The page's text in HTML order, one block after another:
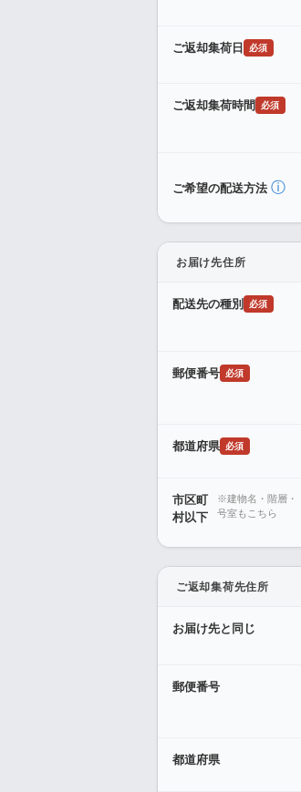
ご返却集荷日 必須
ご返却集荷時間 必須
ご希望の配送方法 ⓘ
お届け先住所
配送先の種別 必須
郵便番号 必須
都道府県 必須
市区町
村以下
※建物名・階層・
号室もこちら
ご返却集荷先住所
お届け先と同じ
郵便番号
都道府県